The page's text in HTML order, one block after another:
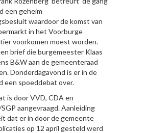
een geheim
waardoor de komst van
in het Voorburge
voorkomen moest worden.
brief die burgemeester Klaas
B&W aan de gemeenteraad
Donderdagavond is er in de
een spoeddebat over.
is door VVD, CDA en
aangevraagd. Aanleiding
dat er in door de gemeente
op 12 april gesteld werd